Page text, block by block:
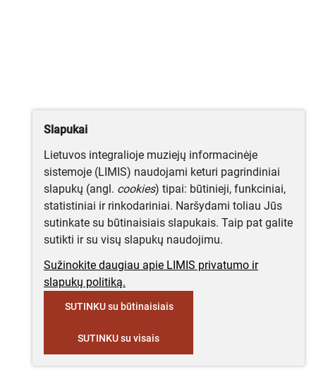
Slapukai
Lietuvos integralioje muziejų informacinėje
sistemoje (LIMIS) naudojami keturi pagrindiniai
slapukų (angl. cookies) tipai: būtinieji, funkciniai,
statistiniai ir rinkodariniai. Naršydami toliau Jūs
sutinkate su būtinaisiais slapukais. Taip pat galite
sutikti ir su visų slapukų naudojimu.
Sužinokite daugiau apie LIMIS privatumo ir
slapukų politiką.
SUTINKU su būtinaisiais
SUTINKU su visais